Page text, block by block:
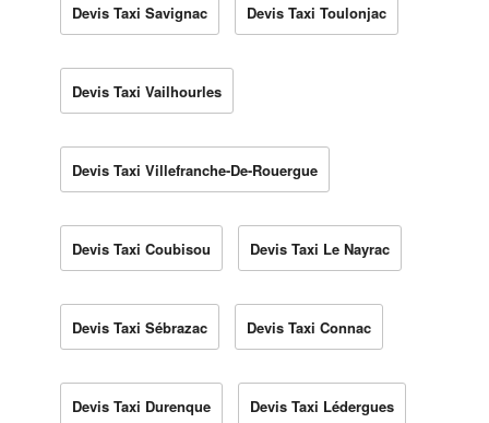
Devis Taxi Savignac Devis Taxi Toulonjac
Devis Taxi Vailhourles
Devis Taxi Villefranche-De-Rouergue
Devis Taxi Coubisou Devis Taxi Le Nayrac
Devis Taxi Sébrazac Devis Taxi Connac
Devis Taxi Durenque Devis Taxi Lédergues